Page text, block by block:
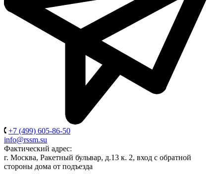
+7 (499) 605-86-50
info@rssm.su
Фактический адрес:
г. Москва, Ракетный бульвар, д.13 к. 2, вход с обратной
стороны дома от подъезда